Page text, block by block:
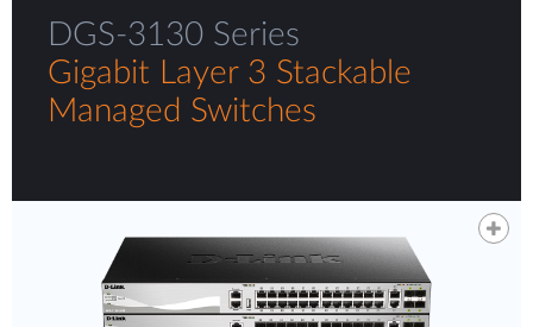
DGS-3130 Series
Gigabit Layer 3 Stackable
Managed Switches